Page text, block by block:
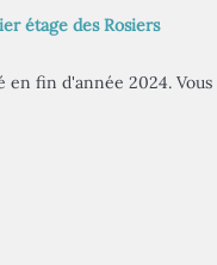
étage des Rosiers
en fin d'année 2024.